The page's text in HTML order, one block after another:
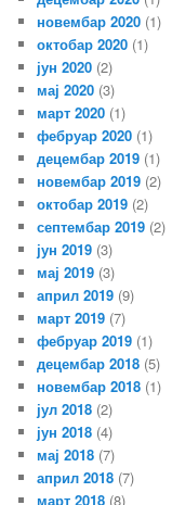
новембар 2020 (1)
октобар 2020 (1)
јун 2020 (2)
мај 2020 (3)
март 2020 (1)
фебруар 2020 (1)
децембар 2019 (1)
новембар 2019 (2)
октобар 2019 (2)
септембар 2019 (2)
јун 2019 (3)
мај 2019 (3)
април 2019 (9)
март 2019 (7)
фебруар 2019 (1)
децембар 2018 (5)
новембар 2018 (1)
јул 2018 (2)
јун 2018 (4)
мај 2018 (7)
април 2018 (7)
март 2018 (8)